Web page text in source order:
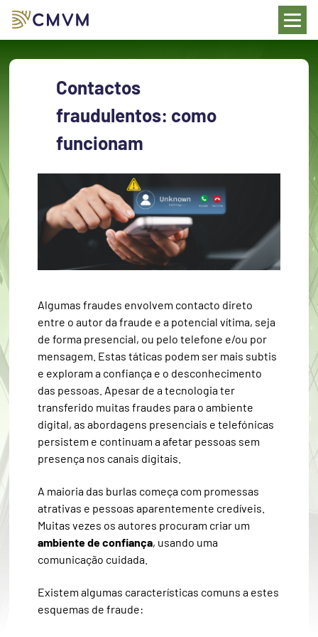
Contactos
fraudulentos: como
funcionam
Algumas fraudes envolvem contacto direto
entre o autor da fraude e a potencial vítima, seja
de forma presencial, ou pelo telefone e/ou por
mensagem. Estas táticas podem ser mais subtis
e exploram a confiança e o desconhecimento
das pessoas. Apesar de a tecnologia ter
transferido muitas fraudes para o ambiente
digital, as abordagens presenciais e telefónicas
persistem e continuam a afetar pessoas sem
presença nos canais digitais.
A maioria das burlas começa com promessas
atrativas e pessoas aparentemente credíveis.
Muitas vezes os autores procuram criar um
ambiente de confiança, usando uma
comunicação cuidada.
Existem algumas características comuns a estes
esquemas de fraude: